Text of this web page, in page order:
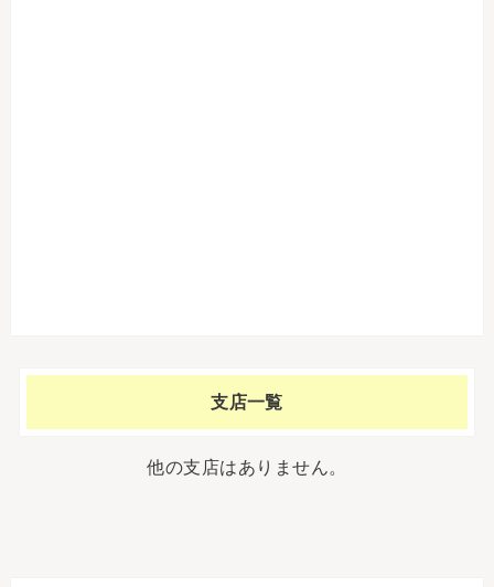
支店一覧
他の支店はありません。